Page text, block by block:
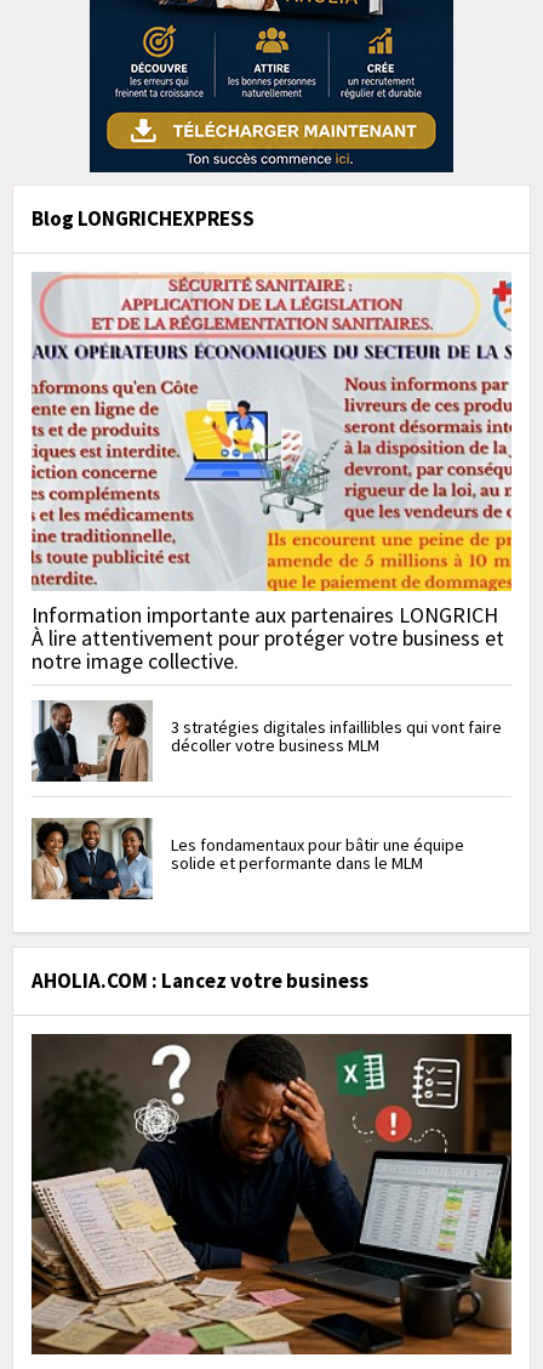
Blog LONGRICHEXPRESS
Information importante aux partenaires LONGRICH
À lire attentivement pour protéger votre business et
notre image collective.
3 stratégies digitales infaillibles qui vont faire
décoller votre business MLM
Les fondamentaux pour bâtir une équipe
solide et performante dans le MLM
AHOLIA.COM : Lancez votre business